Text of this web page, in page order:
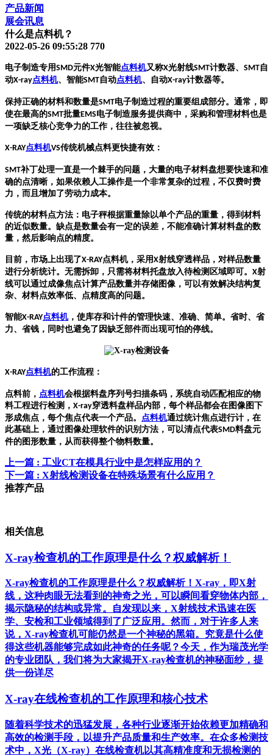
产品新闻
展会讯息
什么是点料机？
2022-05-26 09:55:28 770
电子制造专用SMD元件X光智能点料机又称X光射线SMT计数器、 SMT自
动X-ray点料机、智能SMT自动点料机、自动X-ray计数器等。
保持正确的材料和数量是SMT电子制造过程的重要组成部分。通常，即
使在最高的SMT批量EMS电子制造服务提供商中，采购和管理材料也是
一项缺乏核心竞争力的工作，往往被忽视。
X-RAY点料机VS传统机械点料更快捷有效：
SMT补丁处理一直是一个棘手的问题，大量的电子材料盘想要快速和准
确的点清晰，如果依赖人工操作是一个非常复杂的过程，不仅费时费
力，而且增加了劳动力成本。
传统的材料点方法：电子秤根据重量除以单个产品的重量，得到材料
的近似数量。缺点是数量会有一定的误差，不能准确计算材料盘的数
量，然后影响点的精度。
目前，市场上出现了X-RAY点料机， 采用X射线穿透样品，对样品数量
进行分析统计。无需拆卸，只需将材料托盘放入待检测区域即可。 X射
线可以通过成像焦点计算产品数量并存储图像，可以有效解决结构复
杂、材料点效率低、点精度高的问题。
智能X-RAY点料机，使库存和计件的管理快速、准确、简单。省时、省
力、省钱，同时也避免了因缺乏部件而出现可怕的停线。
X-RAY点料机的工作流程：
点料前， 点料机会根据料盘序列号扫描条码，系统自动匹配相应的物
料工程进行检测， X-ray穿透料盘样品内部，每个样品都会在图像图下
形成焦点，每个焦点代表一个产品。
点料机通过统计焦点进行计，在
此基础上，通过图像处理软件的识别方法，可以清点代表SMD料盘元
件的图形数量，从而获得整个物料数量。
上一篇 : 工业CT在模具行业中是怎样应用的？
下一篇 : X射线检测设备在特殊场景有什么应用？
推荐产品
相关信息
X-ray检查机的工作原理是什么？权威解析！
X-ray检查机的工作原理是什么？权威解析！X-ray，即X射
线，这种肉眼无法看到的神奇之光，可以瞬间看穿物体内部，
揭示隐秘的结构或异常。自发现以来，X射线技术迅速在医
学、安检和工业领域得到了广泛应用。然而，对于许多人来
说，X-ray检查机可能仍然是一个神秘的黑箱。究竟是什么使
得这些机器能够完成如此神奇的任务呢？今天，作为瑞茂光学
的专业团队，我们将为大家揭开X-ray检查机的神秘面纱，提
供一份详尽
X-ray在线检查机的工作原理和核心技术
随着科学技术的迅猛发展，各种行业逐渐开始依赖更加精确和
高效的检测手段，以提升产品质量和生产效率。在众多检测技
术中，X光（X-ray）在线检查机以其高精准度和无损检测的